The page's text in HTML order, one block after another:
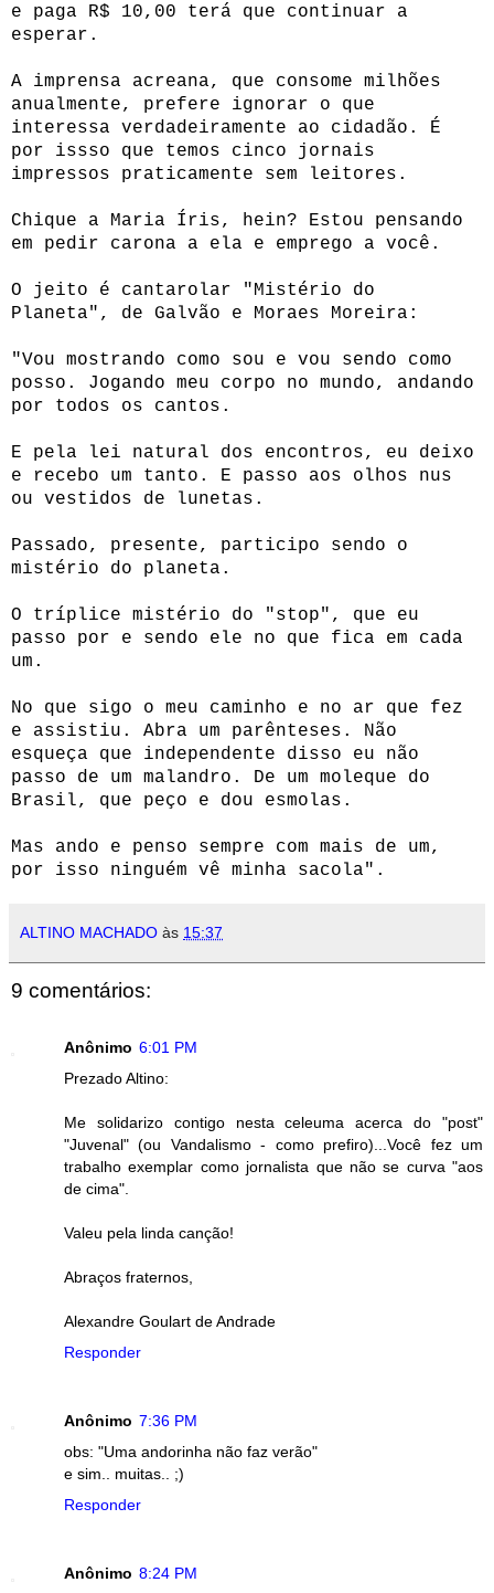
e paga R$ 10,00 terá que continuar a
esperar.
A imprensa acreana, que consome milhões
anualmente, prefere ignorar o que
interessa verdadeiramente ao cidadão. É
por issso que temos cinco jornais
impressos praticamente sem leitores.
Chique a Maria Íris, hein? Estou pensando
em pedir carona a ela e emprego a você.
O jeito é cantarolar "Mistério do
Planeta", de Galvão e Moraes Moreira:
"Vou mostrando como sou e vou sendo como
posso. Jogando meu corpo no mundo, andando
por todos os cantos.
E pela lei natural dos encontros, eu deixo
e recebo um tanto. E passo aos olhos nus
ou vestidos de lunetas.
Passado, presente, participo sendo o
mistério do planeta.
O tríplice mistério do "stop", que eu
passo por e sendo ele no que fica em cada
um.
No que sigo o meu caminho e no ar que fez
e assistiu. Abra um parênteses. Não
esqueça que independente disso eu não
passo de um malandro. De um moleque do
Brasil, que peço e dou esmolas.
Mas ando e penso sempre com mais de um,
por isso ninguém vê minha sacola".
ALTINO MACHADO às 15:37
9 comentários:
Anônimo 6:01 PM
Prezado Altino:
Me solidarizo contigo nesta celeuma acerca do "post"
"Juvenal" (ou Vandalismo - como prefiro)...Você fez um
trabalho exemplar como jornalista que não se curva "aos
de cima".
Valeu pela linda canção!
Abraços fraternos,
Alexandre Goulart de Andrade
Responder
Anônimo 7:36 PM
obs: "Uma andorinha não faz verão"
e sim.. muitas.. ;)
Responder
Anônimo 8:24 PM